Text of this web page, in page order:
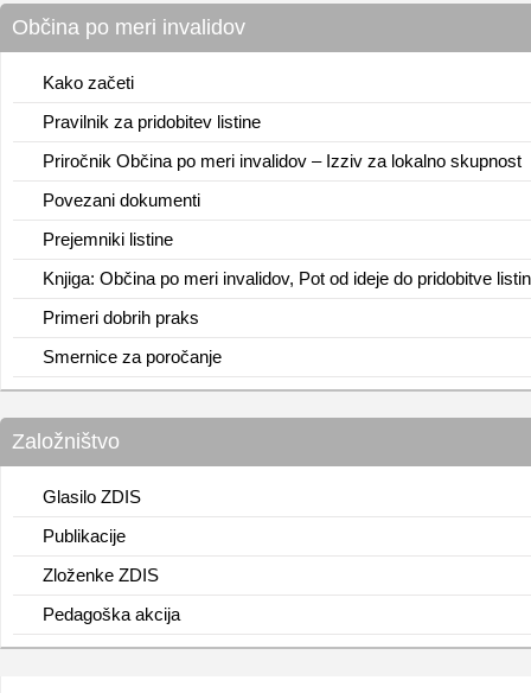
Občina po meri invalidov
Kako začeti
Pravilnik za pridobitev listine
Priročnik Občina po meri invalidov – Izziv za lokalno skupnost
Povezani dokumenti
Prejemniki listine
Knjiga: Občina po meri invalidov, Pot od ideje do pridobitve
Primeri dobrih praks
Smernice za poročanje
Založništvo
Glasilo ZDIS
Publikacije
Zloženke ZDIS
Pedagoška akcija